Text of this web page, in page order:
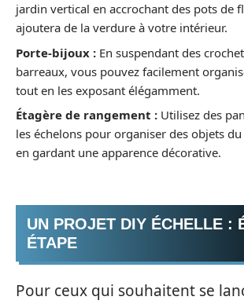
jardin vertical en accrochant des pots de
ajoutera de la verdure à votre intérieur.
Porte-bijoux : En suspendant des
barreaux, vous pouvez facilement
tout en les exposant élégamment.
Étagère de rangement : Utilisez des
les échelons pour organiser des objets
en gardant une apparence décorative.
UN PROJET DIY ÉCHELLE :
ÉTAPE
Pour ceux qui souhaitent se